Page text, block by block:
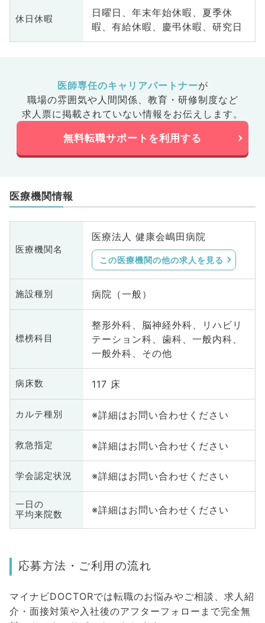
休日休暇
日曜日、年末年始休暇、夏季休
暇、有給休暇、慶弔休暇、研究日
医師専任のキャリアパートナーが
職場の雰囲気や人間関係、 教育・研修制度など
求人票に掲載されていない情報をお伝えします。
無料転職サポートを利用する
医療機関情報
医療機関名
医療法人 健康会嶋田病院
この医療機関の他の求人を見る
施設種別 病院（一般）
標榜科目
整形外科、脳神経外科、リハビリ
テーション科、歯科、一般内科、
一般外科、その他
病床数 117 床
カルテ種別 ※詳細はお問い合わせください
救急指定 ※詳細はお問い合わせください
学会認定状況 ※詳細はお問い合わせください
一日の
平均来院数
※詳細はお問い合わせください
応募方法・ご利用の流れ
マイナビDOCTORでは転職のお悩みやご相談、求人紹
介・面接対策や入社後のアフターフォローまで完全無